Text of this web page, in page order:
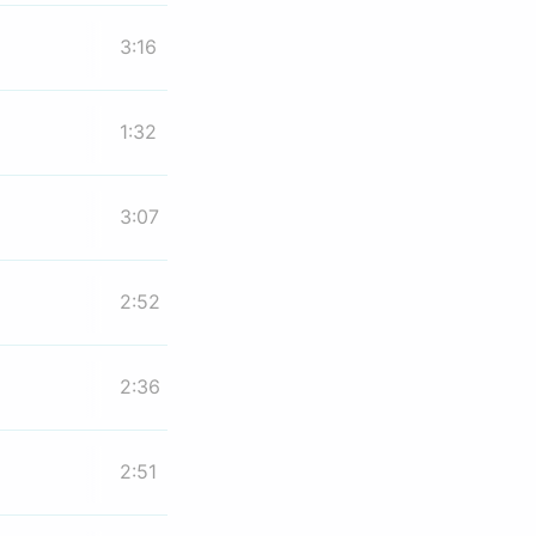
3:16
1:32
3:07
2:52
2:36
2:51